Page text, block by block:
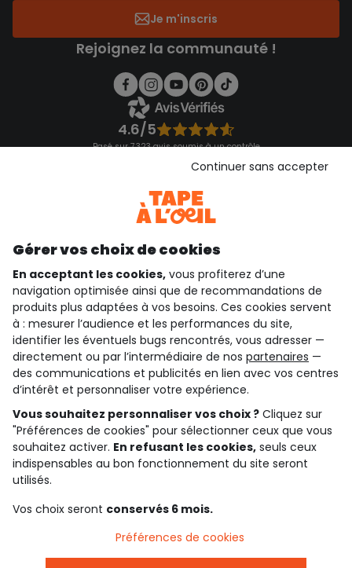
Je m'inscris
Rejoignez la communauté !
4.6/5
Basé sur 7 323 avis soumis à un contrôle
Consulter les CGU
qui sommes-nous ?
besoin d'aide ?
le club fidélité
notre catalogue
Conditions générales de ventes et d'utilisation
Conditions d’utilisation des réseaux sociaux
Politique de confidentialité
Cookies et données personnelles
Paramètres des cookies
Gérer vos choix de cookies
En acceptant les cookies, vous profiterez d’une
navigation optimisée ainsi que de recommandations de
produits plus adaptées à vos besoins. Ces cookies servent
à : mesurer l’audience et les performances du site,
identifier les éventuels bugs rencontrés, vous adresser —
directement ou par l’intermédiaire de nos partenaires —
des communications et publicités en lien avec vos centres
d’intérêt et personnaliser votre expérience.
Vous souhaitez personnaliser vos choix ? Cliquez sur
"Préférences de cookies" pour sélectionner ceux que vous
souhaitez activer. En refusant les cookies, seuls ceux
indispensables au bon fonctionnement du site seront
utilisés.
Vos choix seront conservés 6 mois.
Continuer sans accepter
Préférences de cookies